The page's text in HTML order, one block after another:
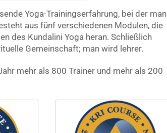
Yoga-Trainingserfahrung, bei der man
aus fünf verschiedenen Modulen, die
des Kundalini Yoga heran. Schließlich
Gemeinschaft; man wird lehrer.
mehr als 800 Trainer und mehr als 200